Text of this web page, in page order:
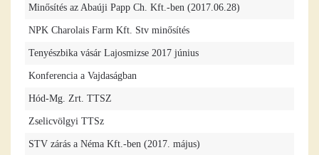
Minősítés az Abaúji Papp Ch. Kft.-ben (2017.06.28)
NPK Charolais Farm Kft. Stv minősítés
Tenyészbika vásár Lajosmizse 2017 június
Konferencia a Vajdaságban
Hód-Mg. Zrt. TTSZ
Zselicvölgyi TTSz
STV zárás a Néma Kft.-ben (2017. május)